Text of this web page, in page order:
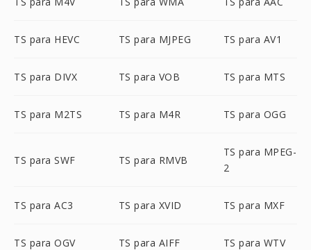
TS para HEVC TS para MJPEG TS para AV1
TS para DIVX TS para VOB TS para MTS
TS para M2TS TS para M4R TS para OGG
TS para SWF TS para RMVB
TS para MPEG-
2
TS para AC3 TS para XVID TS para MXF
TS para OGV TS para AIFF TS para WTV